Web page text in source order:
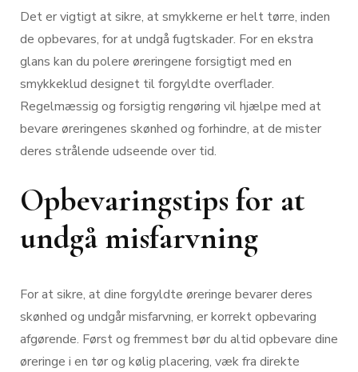
Det er vigtigt at sikre, at smykkerne er helt tørre, inden
de opbevares, for at undgå fugtskader. For en ekstra
glans kan du polere øreringene forsigtigt med en
smykkeklud designet til forgyldte overflader.
Regelmæssig og forsigtig rengøring vil hjælpe med at
bevare øreringenes skønhed og forhindre, at de mister
deres strålende udseende over tid.
Opbevaringstips for at
undgå misfarvning
For at sikre, at dine forgyldte øreringe bevarer deres
skønhed og undgår misfarvning, er korrekt opbevaring
afgørende. Først og fremmest bør du altid opbevare dine
øreringe i en tør og kølig placering, væk fra direkte